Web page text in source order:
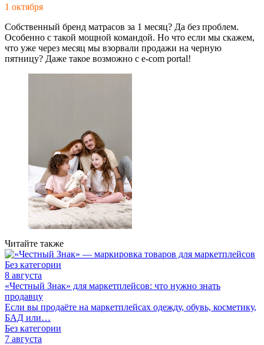
1 октября
Собственный бренд матрасов за 1 месяц? Да без проблем.
Особенно с такой мощной командой. Но что если мы скажем,
что уже через месяц мы взорвали продажи на черную
пятницу? Даже такое возможно с e-com portal!
Читайте также
Без категории
8 августа
«Честный Знак» для маркетплейсов: что нужно знать
продавцу
Если вы продаёте на маркетплейсах одежду, обувь, косметику,
БАД или…
Без категории
7 августа